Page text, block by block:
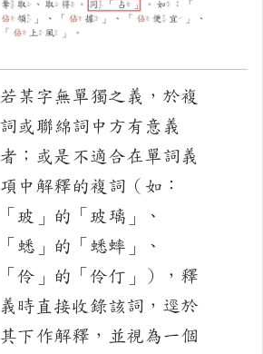
若某字無單獨之義，於複
詞或聯綿詞中方有意義
者；或是不適合在單詞義
項中解釋的複詞（如：
「玻」的「玻璃」、
「蟋」的「蟋蟀」、
「伶」的「伶仃」），釋
義時直接收錄該詞，逕於
其下作解釋，並視為一個